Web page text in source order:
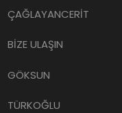
ÇAĞLAYANCERİT
BİZE ULAŞIN
GÖKSUN
TÜRKOĞLU